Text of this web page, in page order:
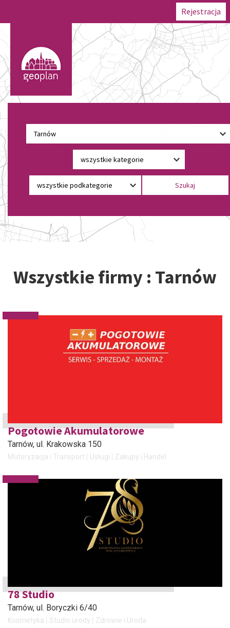
Rejestracja
Wszystkie firmy : Tarnów
Pogotowie Akumulatorowe
Tarnów, ul. Krakowska 150
Motoryzacja i Transport Usługi Zakupy i Handel
78 Studio
Tarnów, ul. Boryczki 6/40
Kosmetyka Studio urody Zdrowie i Uroda